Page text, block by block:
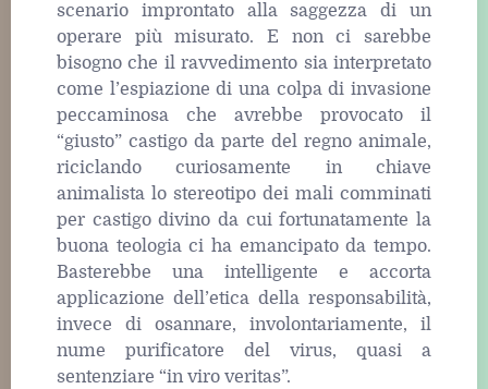
scenario improntato alla saggezza di un
operare più misurato. E non ci sarebbe
bisogno che il ravvedimento sia interpretato
come l’espiazione di una colpa di invasione
peccaminosa che avrebbe provocato il
“giusto” castigo da parte del regno animale,
riciclando curiosamente in chiave
animalista lo stereotipo dei mali comminati
per castigo divino da cui fortunatamente la
buona teologia ci ha emancipato da tempo.
Basterebbe una intelligente e accorta
applicazione dell’etica della responsabilità,
invece di osannare, involontariamente, il
nume purificatore del virus, quasi a
sentenziare “in viro veritas”.